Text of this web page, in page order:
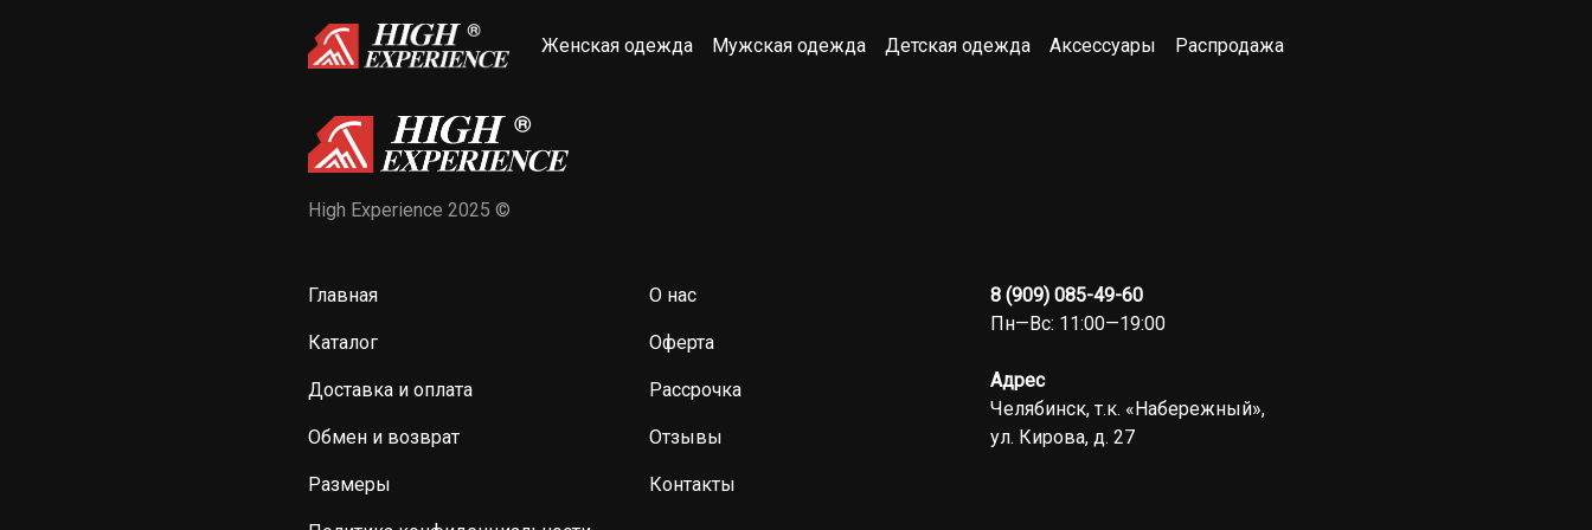
Женская одежда Мужская одежда Детская одежда Аксессуары Распродажа
High Experience 2025 ©
Главная
Каталог
Доставка и оплата
Обмен и возврат
Размеры
О нас
Оферта
Рассрочка
Отзывы
Контакты
8 (909) 085-49-60
Пн—Вс: 11:00—19:00
Адрес
Челябинск, т.к. «Набережный»,
ул. Кирова, д. 27